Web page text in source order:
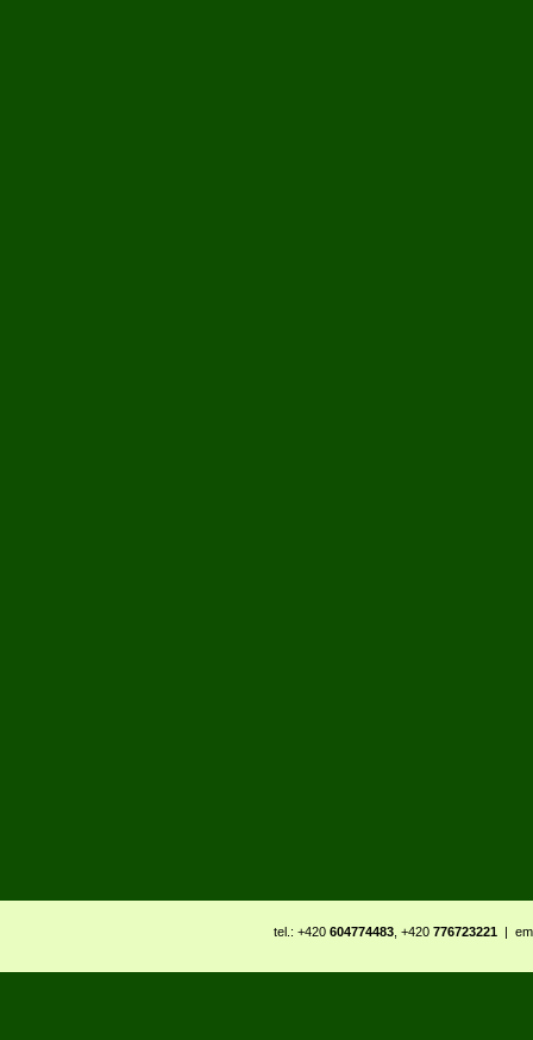
tel.: +420 604774483 , +420 776723221 |